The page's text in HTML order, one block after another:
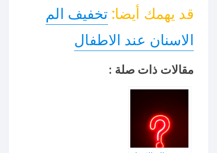
قد يهمك أيضا: تخفيف الم
الاسنان عند الاطفال
مقالات ذات صلة :